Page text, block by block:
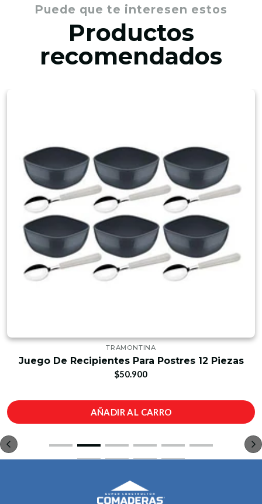
Puede que te interesen estos
Productos
recomendados
TRAMONTINA
Juego De Recipientes Para Postres 12 Piezas
$50.900
AÑADIR AL CARRO